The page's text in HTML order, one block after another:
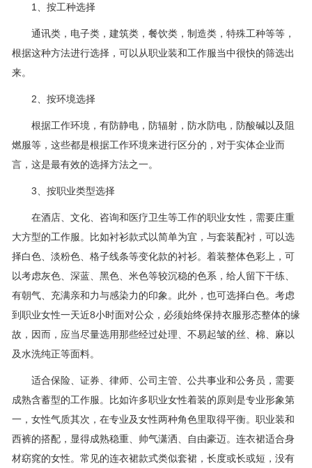
1、按工种选择
通讯类，电子类，建筑类，餐饮类，制造类，特殊工种等等，
根据这种方法进行选择，可以从职业装和工作服当中很快的筛选出
来。
2、按环境选择
根据工作环境，有防静电，防辐射，防水防电，防酸碱以及阻
燃服等，这些都是根据工作环境来进行区分的，对于实体企业而
言，这是最有效的选择方法之一。
3、按职业类型选择
在酒店、文化、咨询和医疗卫生等工作的职业女性，需要庄重
大方型的工作服。比如衬衫款式以简单为宜，与套装配衬，可以选
择白色、淡粉色、格子线条等变化款的衬衫。着装整体色彩上，可
以考虑灰色、深蓝、黑色、米色等较沉稳的色系，给人留下干练、
有朝气、充满亲和力与感染力的印象。此外，也可选择白色。考虑
到职业女性一天近8小时面对公众，必须始终保持衣服形态整体的缘
故，因而，应当尽量选用那些经过处理、不易起皱的丝、棉、麻以
及水洗纯正等面料。
适合保险、证券、律师、公司主管、公共事业和公务员，需要
成熟含蓄型的工作服。比如许多职业女性着装的原则是专业形象第
一，女性气质其次，在专业及女性两种角色里取得平衡。职业装和
西裤的搭配，显得成熟稳重、帅气潇洒、自由豪迈。连衣裙适合身
材窈窕的女性。常见的连衣裙款式类似套裙，长度或长或短，没有